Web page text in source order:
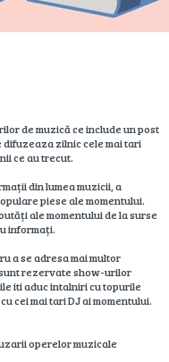
de muzică ce include un post
zilnic cele mai tari
ce au trecut.
din lumea muzicii, a
piese ale momentului.
ale momentului de la surse
informați.
a se adresa mai multor
sunt rezervate show-urilor
iti aduc intalniri cu topurile
cei mai tari DJ ai momentului.
operelor muzicale